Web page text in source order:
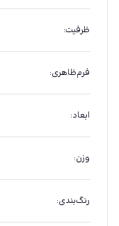
ظرفیت:
فرم‌ظاهری:
ابعاد:
وزن:
رنگ‌بندی: